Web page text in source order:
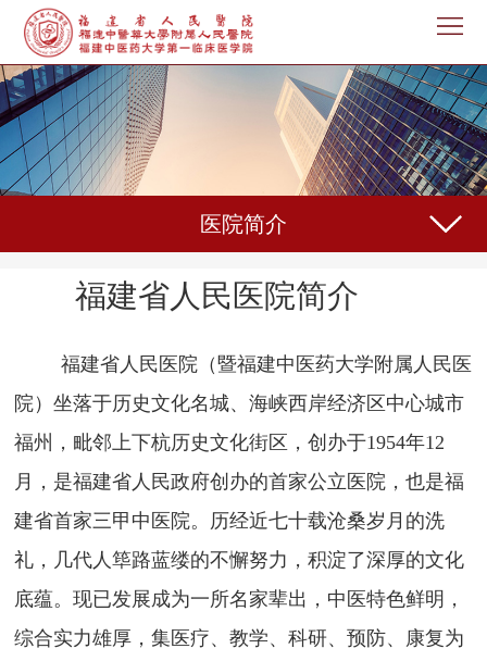
页
医
院
新
窗
招
群
院
医院简介
福建省人民医院简介
福建省人民医院（暨福建中医药大学附属人民医
院）坐落于历史文化名城、海峡西岸经济区中心城市
福州，毗邻上下杭历史文化街区，创办于1954年12
月，是福建省人民政府创办的首家公立医院，也是福
建省首家三甲中医院。历经近七十载沧桑岁月的洗
礼，几代人筚路蓝缕的不懈努力，积淀了深厚的文化
底蕴。现已发展成为一所名家辈出，中医特色鲜明，
综合实力雄厚，集医疗、教学、科研、预防、康复为